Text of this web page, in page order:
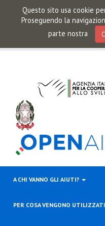
Questo sito usa cookie
Proseguendo la
parte nostra
A CHI VANNO GLI AIUTI?
PER COSA VENGONO